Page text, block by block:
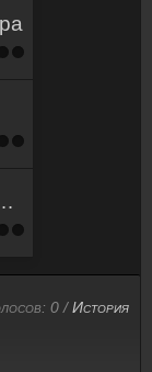
0/История